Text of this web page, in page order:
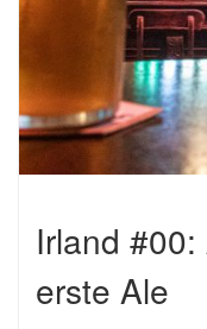
Irland #00:
erste Ale